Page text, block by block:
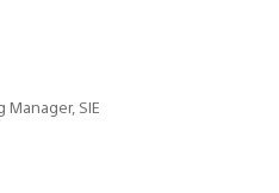
Manager, SIE